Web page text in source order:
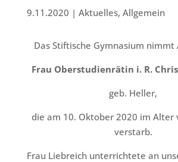
9.11.2020 | Aktuelles, Allgemein
Das Stiftische Gymnasium nimmt
Frau Oberstudienrätin i. R.
geb. Heller,
die am 10. Oktober 2020 im Alter
verstarb.
Frau Liebreich unterrichtete an